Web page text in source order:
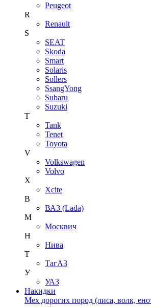
Peugeot
R
Renault
S
SEAT
Skoda
Smart
Solaris
Sollers
SsangYong
Subaru
Suzuki
T
Tank
Tenet
Toyota
V
Volkswagen
Volvo
X
Xcite
В
ВАЗ (Lada)
М
Москвич
Н
Нива
Т
ТагАЗ
У
УАЗ
Накидки
Мех дорогих пород (лиса, волк,